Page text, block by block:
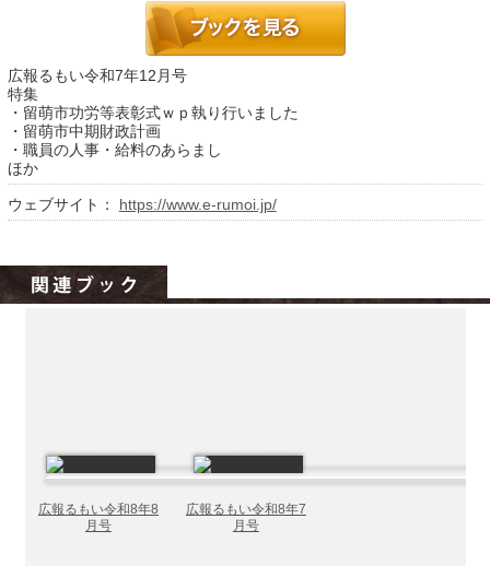
広報るもい令和7年12月号
特集
・留萌市功労等表彰式ｗｐ執り行いました
・留萌市中期財政計画
・職員の人事・給料のあらまし
ほか
ウェブサイト： https://www.e-rumoi.jp/
広報るもい令和8年8
月号
広報るもい令和8年7
月号
北海道の病院ebooks
創成研究機構の本棚
全国健康保険協会
hokkaido ebooksとは
ご利用ガイド
個人情報保護方針
動作環境